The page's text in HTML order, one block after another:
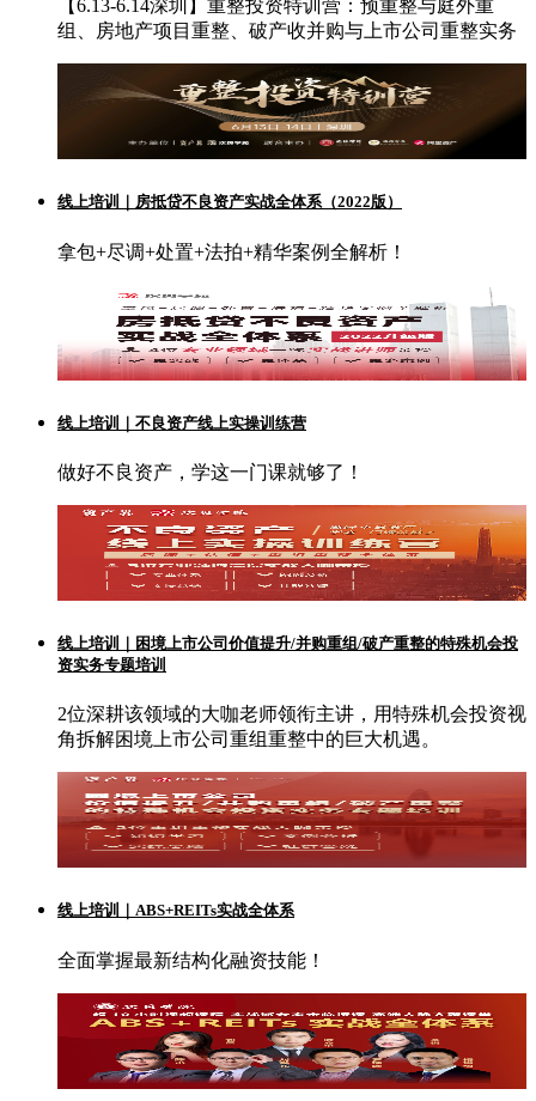
【6.13-6.14深圳】重整投资特训营：预重整与庭外重
组、房地产项目重整、破产收并购与上市公司重整实务
线上培训｜房抵贷不良资产实战全体系（2022版）
拿包+尽调+处置+法拍+精华案例全解析！
线上培训｜不良资产线上实操训练营
做好不良资产，学这一门课就够了！
线上培训｜困境上市公司价值提升/并购重组/破产重整的特殊机会投
资实务专题培训
2位深耕该领域的大咖老师领衔主讲，用特殊机会投资视
角拆解困境上市公司重组重整中的巨大机遇。
线上培训｜ABS+REITs实战全体系
全面掌握最新结构化融资技能！